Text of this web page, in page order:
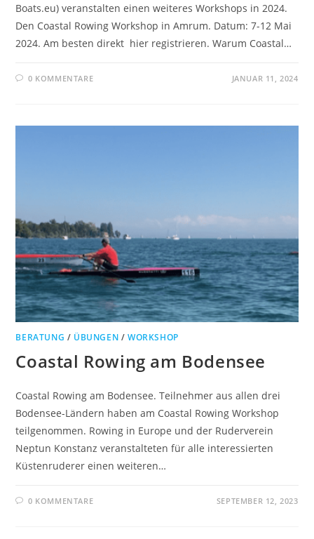
Boats.eu) veranstalten einen weiteres Workshops in 2024.
Den Coastal Rowing Workshop in Amrum. Datum: 7-12 Mai
2024. Am besten direkt hier registrieren. Warum Coastal…
0 KOMMENTARE JANUAR 11, 2024
BERATUNG / ÜBUNGEN /WORKSHOP
Coastal Rowing am Bodensee
Coastal Rowing am Bodensee. Teilnehmer aus allen drei
Bodensee-Ländern haben am Coastal Rowing Workshop
teilgenommen. Rowing in Europe und der Ruderverein
Neptun Konstanz veranstalteten für alle interessierten
Küstenruderer einen weiteren…
0 KOMMENTARE SEPTEMBER 12, 2023